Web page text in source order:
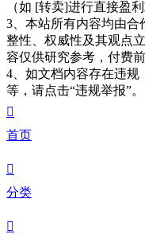
（如 [转卖]进行直接盈
3、本站所有内容均由
整性、权威性及其观点
容仅供研究参考，付费
4、如文档内容存在违规
等，请点击“违规举报”。

首页

分类
